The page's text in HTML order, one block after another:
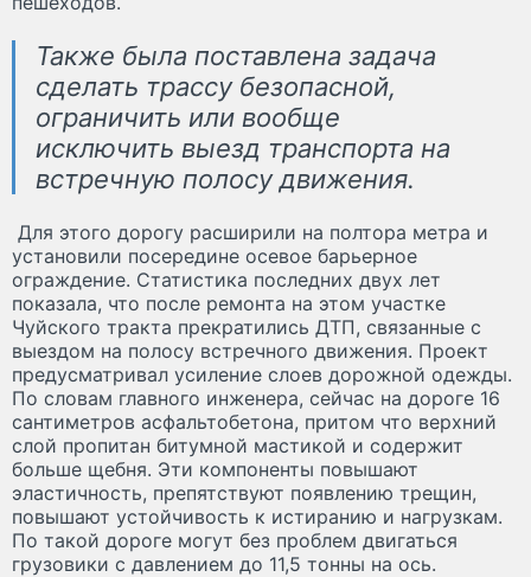
Также была поставлена задача
сделать трассу безопасной,
ограничить или вообще
исключить выезд транспорта на
встречную полосу движения.
Для этого дорогу расширили на полтора метра и
установили посередине осевое барьерное
ограждение. Статистика последних двух лет
показала, что после ремонта на этом участке
Чуйского тракта прекратились ДТП, связанные с
выездом на полосу встречного движения. Проект
предусматривал усиление слоев дорожной одежды.
По словам главного инженера, сейчас на дороге 16
сантиметров асфальтобетона, притом что верхний
слой пропитан битумной мастикой и содержит
больше щебня. Эти компоненты повышают
эластичность, препятствуют появлению трещин,
повышают устойчивость к истиранию и нагрузкам.
По такой дороге могут без проблем двигаться
грузовики с давлением до 11,5 тонны на ось.